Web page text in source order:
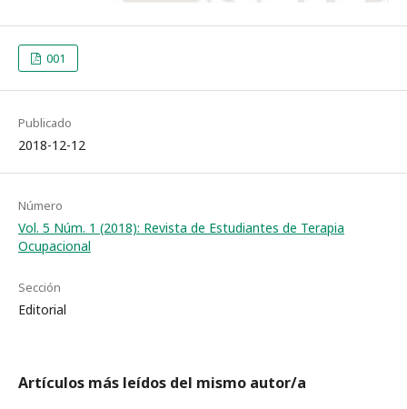
001
Publicado
2018-12-12
Número
Vol. 5 Núm. 1 (2018): Revista de Estudiantes de Terapia
Ocupacional
Sección
Editorial
Artículos más leídos del mismo autor/a